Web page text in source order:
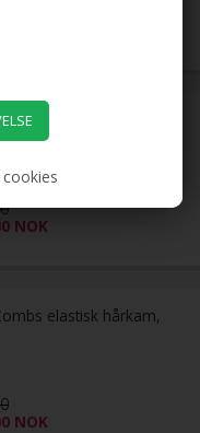
elastisk hårkam,
NOK
elastisk hårkam,
NOK